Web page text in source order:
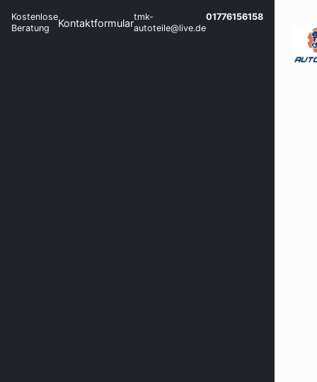
Kostenlose
Beratung
Kontaktformulartmk-
autoteile@live.de
01776156158